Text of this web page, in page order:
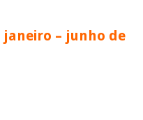
– junho de